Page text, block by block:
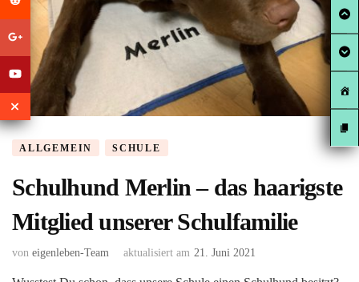
ALLGEMEIN SCHULE
Schulhund Merlin – das haarigste
Mitglied unserer Schulfamilie
von eigenleben-Team aktualisiert am 21. Juni 2021